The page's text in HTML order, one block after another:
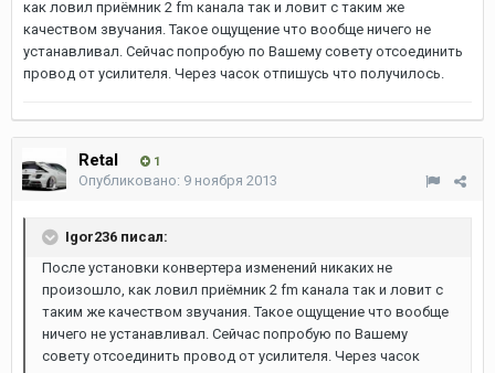
как ловил приёмник 2 fm канала так и ловит с таким же
качеством звучания. Такое ощущение что вообще ничего не
устанавливал. Сейчас попробую по Вашему совету отсоединить
провод от усилителя. Через часок отпишусь что получилось.
Retal 1
Опубликовано: 9 ноября 2013
Igor236 писал:
После установки конвертера изменений никаких не
произошло, как ловил приёмник 2 fm канала так и ловит с
таким же качеством звучания. Такое ощущение что вообще
ничего не устанавливал. Сейчас попробую по Вашему
совету отсоединить провод от усилителя. Через часок